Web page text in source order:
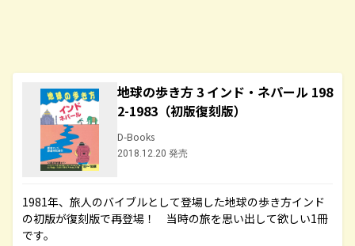
地球の歩き方 3 インド・ネパール 198
2-1983（初版復刻版）
D-Books
2018.12.20 発売
1981年、旅人のバイブルとして登場した地球の歩き方インド
の初版が復刻版で再登場！ 当時の旅を思い出して欲しい1冊
です。